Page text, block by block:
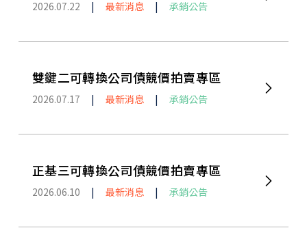
2026.07.22 | 最新消息 | 承銷公告
雙鍵二可轉換公司債競價拍賣專區
2026.07.17 | 最新消息 | 承銷公告
正基三可轉換公司債競價拍賣專區
2026.06.10 | 最新消息 | 承銷公告